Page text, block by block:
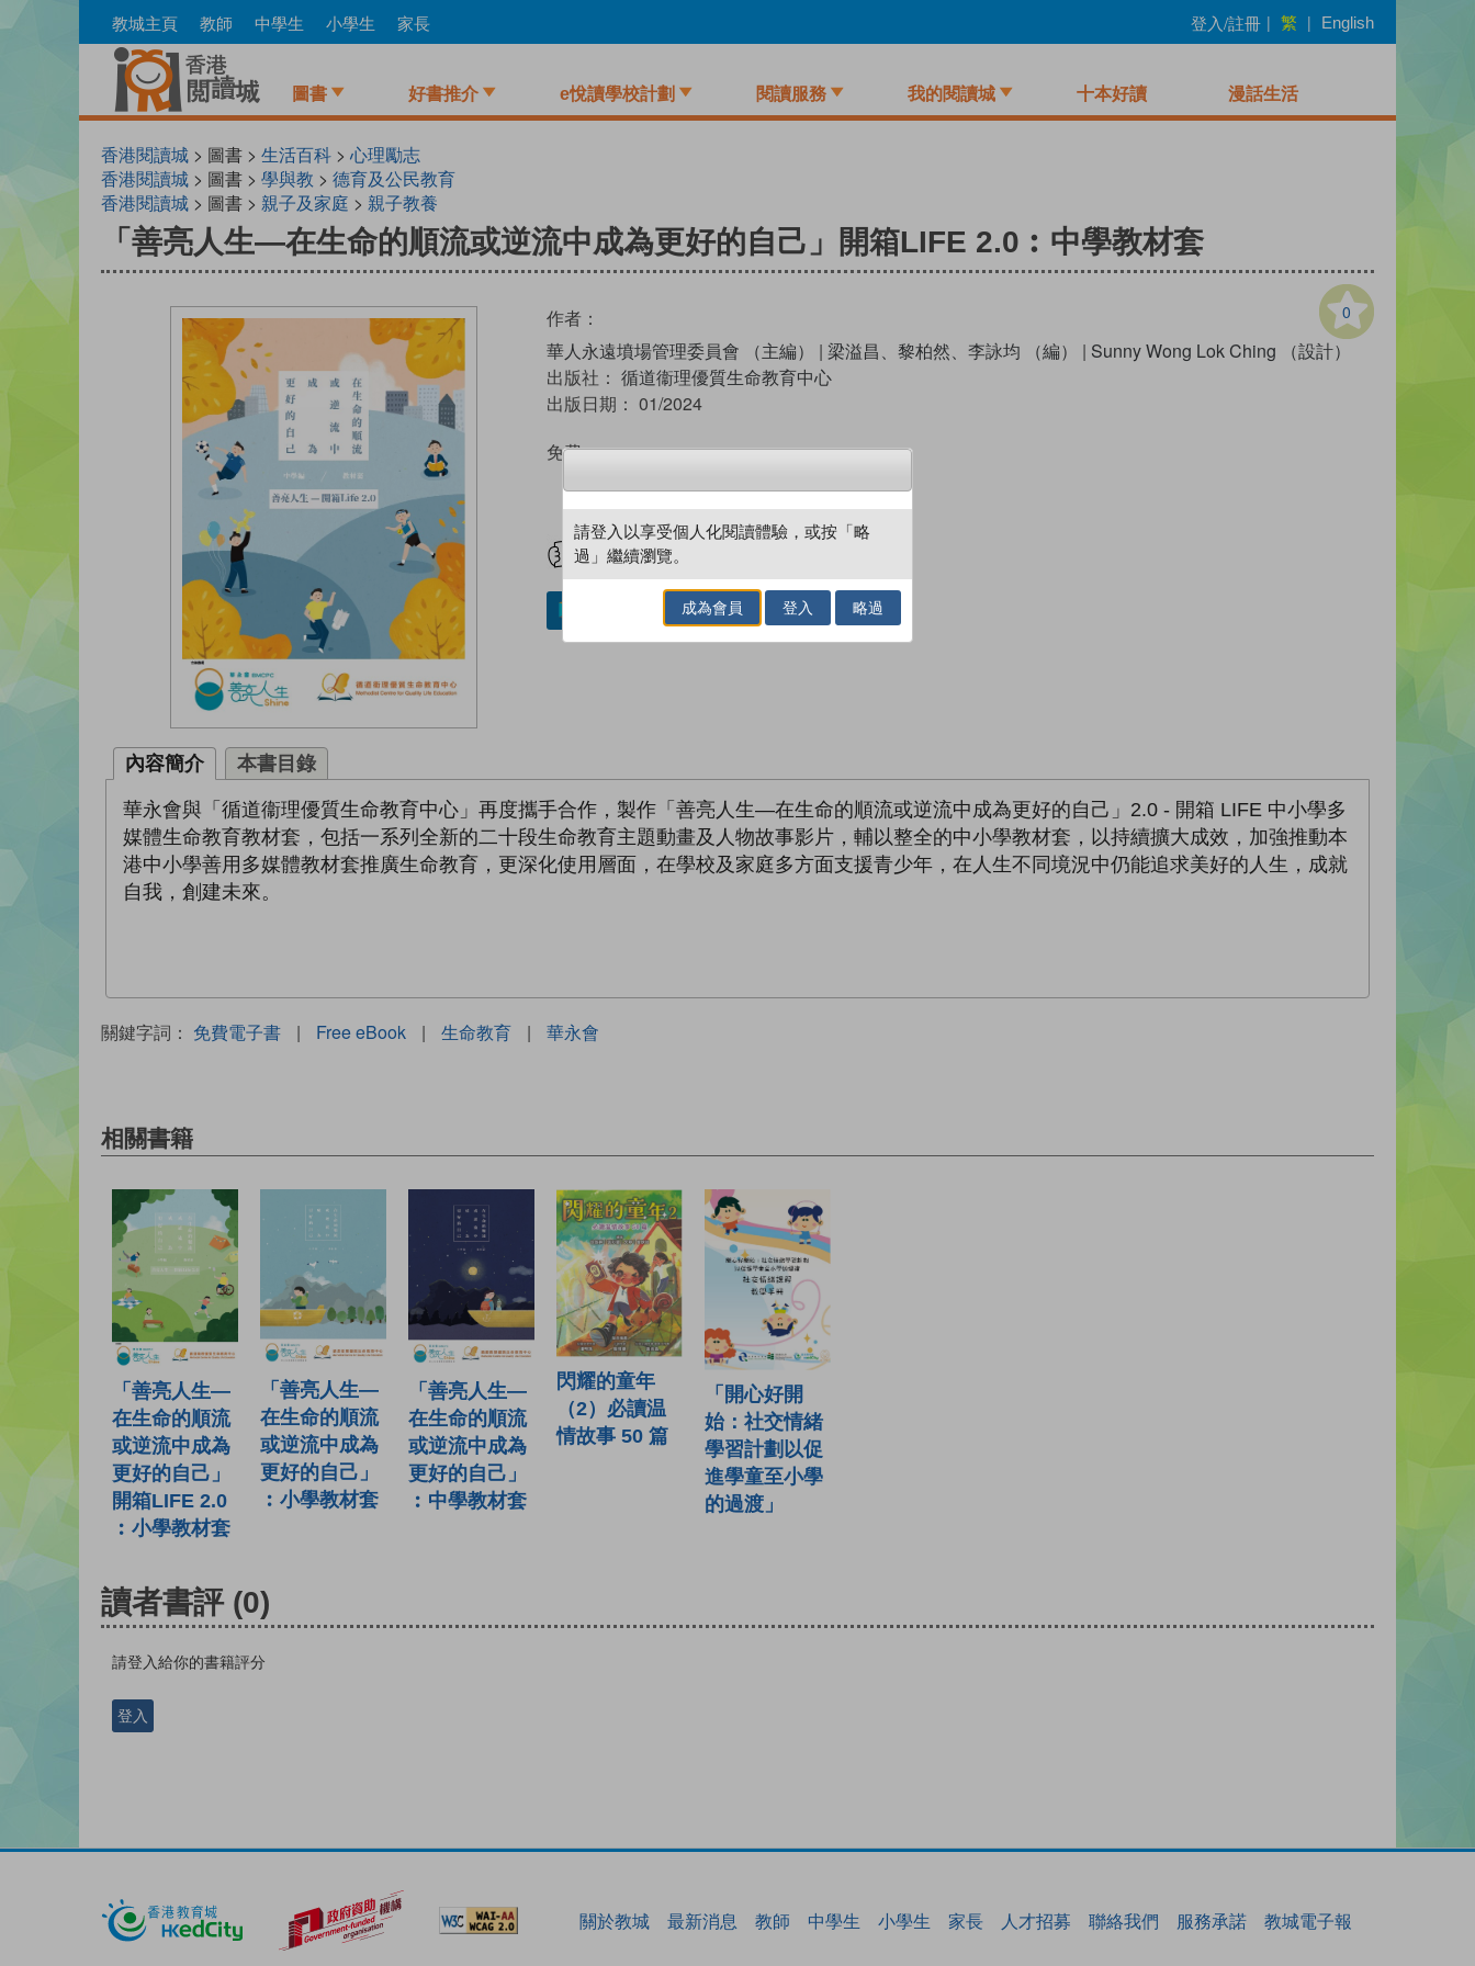
to
教城主頁 教師 中學生 小學生 家長 登入/註冊 | 繁 | English
圖書 好書推介 e悅讀學校計劃 閱讀服務 我的閱讀城 十本好讀 漫話生活
香港閱讀城 > 圖書 > 生活百科 > 心理勵志
香港閱讀城 > 圖書 > 學與教 > 德育及公民教育
香港閱讀城 > 圖書 > 親子及家庭 > 親子教養
「善亮人生—在生命的順流或逆流中成為更好的自己」開箱LIFE 2.0︰中學教材套
0
作者：
華人永遠墳場管理委員會 （主編）
| 梁溢昌、黎柏然、李詠均 （編） | Sunny Wong Lok Ching （設計）
出版社： 循道衞理優質生命教育中心
出版日期： 01/2024
免費
試閲 加入閱讀紀錄
加入／閱讀電子書
內容簡介 本書目錄
華永會與「循道衞理優質生命教育中心」再度攜手合作，製作「善亮人生—在生命的順流或逆流中成為更好的自己」2.0 - 開箱 LIFE 中小學多
媒體生命教育教材套，包括一系列全新的二十段生命教育主題動畫及人物故事影片，輔以整全的中小學教材套，以持續擴大成效，加強推動本
港中小學善用多媒體教材套推廣生命教育，更深化使用層面，在學校及家庭多方面支援青少年，在人生不同境況中仍能追求美好的人生，成就
自我，創建未來。
關鍵字詞： 免費電子書 | Free eBook | 生命教育 | 華永會
相關書籍
「善亮人生—
在生命的順流
或逆流中成為
更好的自己」
開箱LIFE 2.0
︰小學教材套
「善亮人生—
在生命的順流
或逆流中成為
更好的自己」
︰小學教材套
「善亮人生—
在生命的順流
或逆流中成為
更好的自己」
︰中學教材套
閃耀的童年
（2）必讀温
情故事 50 篇
「開心好開
始：社交情緒
學習計劃以促
進學童至小學
的過渡」
讀者書評 (0)
請登入給你的書籍評分
登入
關於教城 最新消息 教師 中學生 小學生 家長 人才招募 聯絡我們 服務承諾 教城電子報
請登入以享受個人化閱讀體驗，或按「略
過」繼續瀏覽。
成為會員 登入 略過